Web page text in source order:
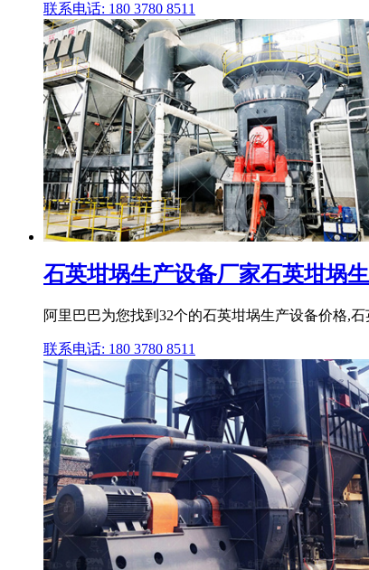
联系电话: 180 3780 8511
石英坩埚生产设备厂家石英坩埚
阿里巴巴为您找到32个的石英坩埚生产设备价格,
联系电话: 180 3780 8511